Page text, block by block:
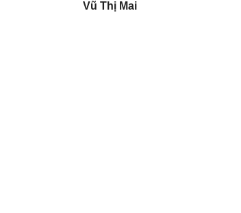
Vũ Thị Mai